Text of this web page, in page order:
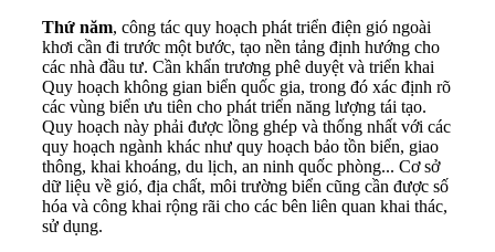
Thứ năm, công tác quy hoạch phát triển điện gió ngoài
khơi cần đi trước một bước, tạo nền tảng định hướng cho
các nhà đầu tư. Cần khẩn trương phê duyệt và triển khai
Quy hoạch không gian biển quốc gia, trong đó xác định rõ
các vùng biển ưu tiên cho phát triển năng lượng tái tạo.
Quy hoạch này phải được lồng ghép và thống nhất với các
quy hoạch ngành khác như quy hoạch bảo tồn biển, giao
thông, khai khoáng, du lịch, an ninh quốc phòng... Cơ sở
dữ liệu về gió, địa chất, môi trường biển cũng cần được số
hóa và công khai rộng rãi cho các bên liên quan khai thác,
sử dụng.